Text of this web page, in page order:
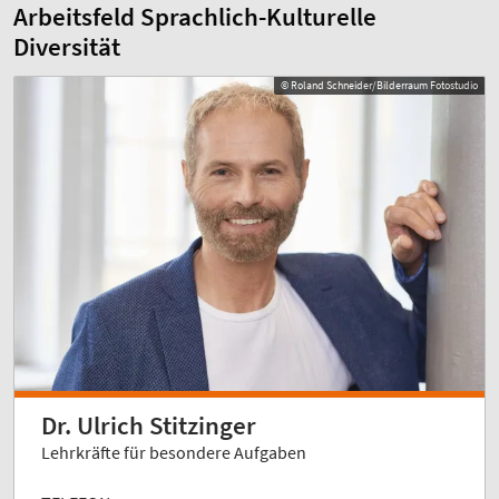
Arbeitsfeld Sprachlich-Kulturelle
Diversität
© Roland Schneider/Bilderraum Fotostudio
Dr. Ulrich Stitzinger
Lehrkräfte für besondere Aufgaben